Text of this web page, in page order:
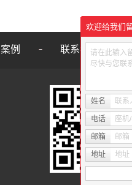
例 联系我们
欢迎给我们
请在此输入
尽快与您联
姓名 联系
电话 座机
邮箱 邮箱
地址 地址